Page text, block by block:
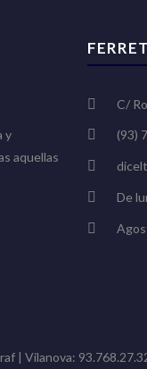
y
aquellas
C/
(93)
De
| Vilanova: